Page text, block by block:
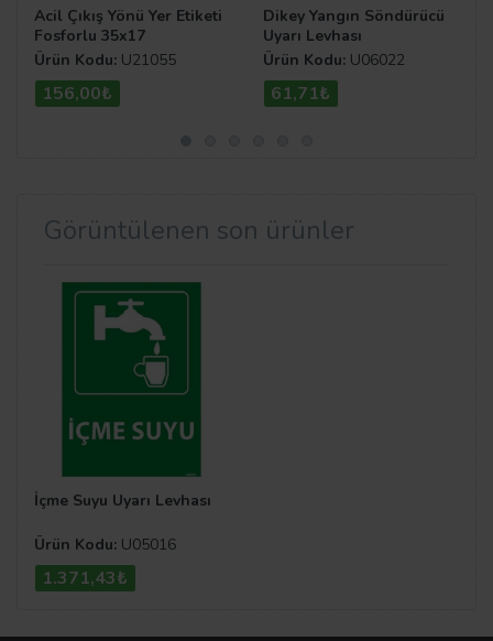
Acil Çıkış Yönü Yer Etiketi
Fosforlu 35x17
Ürün Kodu: U21055
156,00₺
Dikey Yangın Söndürücü
Uyarı Levhası
Ürün Kodu: U06022
61,71₺
Görüntülenen son ürünler
İçme Suyu Uyarı Levhası
Ürün Kodu: U05016
1.371,43₺